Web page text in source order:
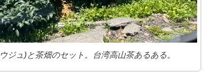
ジュ)と茶畑のセット。台湾高山茶あるある。